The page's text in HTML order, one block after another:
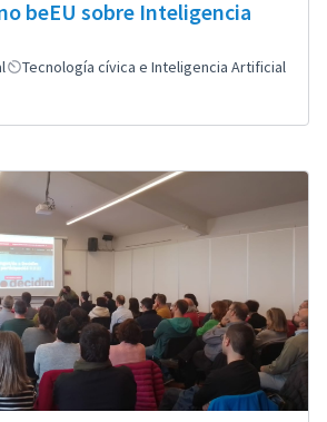
beEU sobre Inteligencia
Tecnología cívica e Inteligencia Artificial